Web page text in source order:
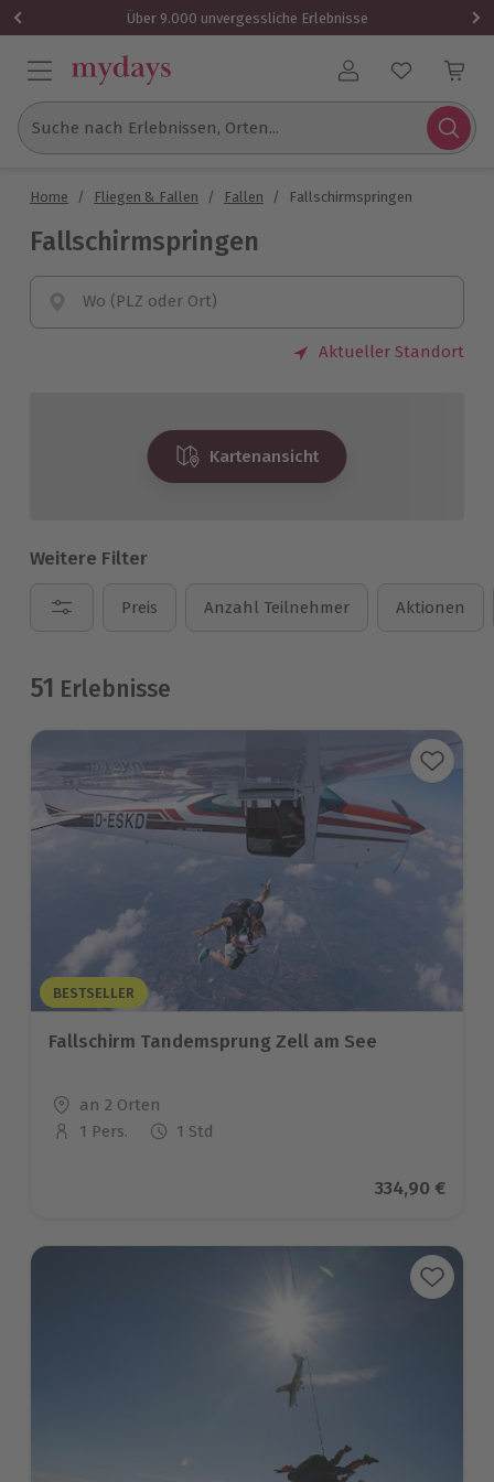
Über 9.000 unvergessliche Erlebnisse
Benutzerkonto
Suche nach Erlebnissen, Orten...
Home / Fliegen & Fallen / Fallen / Fallschirmspringen
Fallschirmspringen
Wo (PLZ oder Ort)
Aktueller Standort
Kartenansicht
Weitere Filter
Preis Anzahl Teilnehmer Aktionen
51 Erlebnisse
BESTSELLER
Fallschirm Tandemsprung Zell am See
Standort
an 2 Orten
Anzahl der Teilnehmer
1 Pers. 1 Std
Aktueller
334,90 €